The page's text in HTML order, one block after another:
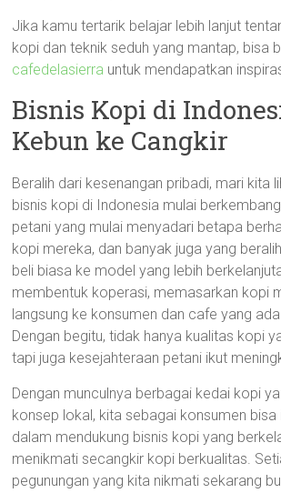
Jika kamu tertarik belajar lebih lanjut
kopi dan teknik seduh yang mantap, bisa
cafedelasierra untuk mendapatkan
Bisnis Kopi di
Kebun ke Cangkir
Beralih dari kesenangan pribadi, mari kita
bisnis kopi di Indonesia mulai
petani yang mulai menyadari betapa
kopi mereka, dan banyak juga yang
beli biasa ke model yang lebih
membentuk koperasi, memasarkan kopi
langsung ke konsumen dan cafe yang
Dengan begitu, tidak hanya kualitas kopi
tapi juga kesejahteraan petani ikut
Dengan munculnya berbagai kedai kopi
konsep lokal, kita sebagai konsumen bisa
dalam mendukung bisnis kopi yang
menikmati secangkir kopi berkualitas.
pegunungan yang kita nikmati sekarang